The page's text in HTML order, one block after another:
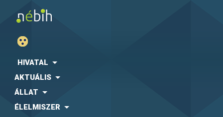
HIVATAL
AKTUÁLIS
ÁLLAT
ÉLELMISZER